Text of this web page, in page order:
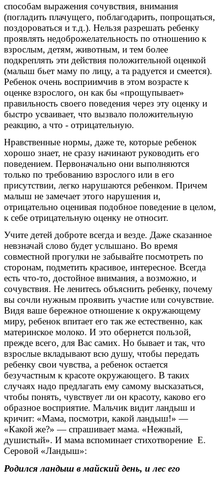
способам выражения сочувствия, внимания
(погладить плачущего, поблагодарить, попрощаться,
поздороваться и т.д.). Нельзя разрешать ребенку
проявлять недоброжелательность по отношению к
взрослым, детям, животным, и тем более
подкреплять эти действия положительной оценкой
(малыш бьет маму по лицу, а та радуется и смеется).
Ребенок очень восприимчив в этом возрасте к
оценке взрослого, он как бы «прощупывает»
правильность своего поведения через эту оценку и
быстро усваивает, что вызвало положительную
реакцию, а что - отрицательную.
Нравственные нормы, даже те, которые ребенок
хорошо знает, не сразу начинают руководить его
поведением. Первоначально они выполняются
только по требованию взрослого или в его
присутствии, легко нарушаются ребенком. Причем
малыш не замечает этого нарушения и,
отрицательно оценивая подобное поведение в целом,
к себе отрицательную оценку не относит.
Учите детей доброте всегда и везде. Даже сказанное
невзначай слово будет услышано. Во время
совместной прогулки не забывайте посмотреть по
сторонам, подметить красивое, интересное. Всегда
есть что-то, достойное внимания, а возможно, и
сочувствия. Не ленитесь объяснить ребенку, почему
вы сочли нужным проявить участие или сочувствие.
Видя ваше бережное отношение к окружающему
миру, ребенок впитает его так же естественно, как
материнское молоко. И это обернется пользой,
прежде всего, для Вас самих. Но бывает и так, что
взрослые вкладывают всю душу, чтобы передать
ребенку свои чувства, а ребенок остается
безучастным к красоте окружающего. В таких
случаях надо предлагать ему самому высказаться,
чтобы понять, чувствует ли он красоту, каково его
образное восприятие. Мальчик видит ландыш и
кричит: «Мама, посмотри, какой ландыш!» —
«Какой же?» — спрашивает мама. «Нежный,
душистый». И мама вспоминает стихотворение Е.
Серовой «Ландыш»:
Родился ландыш в майский день, и лес его